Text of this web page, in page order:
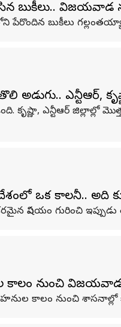
బుకీలు.. విజయవాడ
బుకీలు
అడుగు.. ఎన్టీఆర్,
కృష్ణా, ఎన్టీఆర్
ఒక కాలనీ.. అది
విషయం గురించి ఇప్పుడు
కాలం నుంచి విజయవాడ
కాలం నుంచి శాసనాల్లో